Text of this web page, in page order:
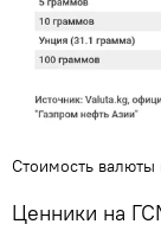
Стоимость валюты
Ценники на